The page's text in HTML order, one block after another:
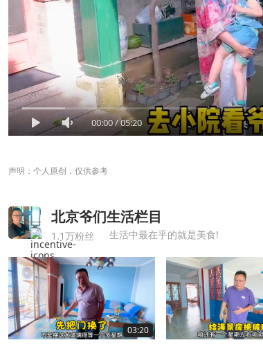
00:00/05:20
声明：个人原创，仅供参考
北京爷们生活栏目
1.1万粉丝 生活中最在乎的就是美食!
03:20